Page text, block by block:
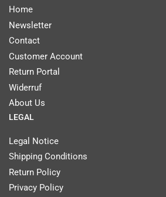
Home
Newsletter
Contact
Customer Account
Return Portal
Widerruf
About Us
LEGAL
Legal Notice
Shipping Conditions
Return Policy
Privacy Policy